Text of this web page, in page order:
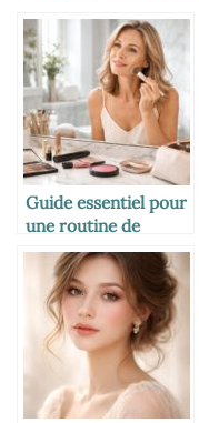
Guide essentiel pour
une routine de
maquillage
quotidienne parfaite